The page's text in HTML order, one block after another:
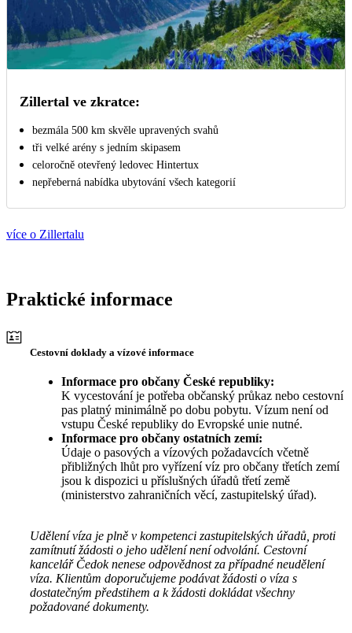
Zillertal ve zkratce:
bezmála 500 km skvěle upravených svahů
tři velké arény s jedním skipasem
celoročně otevřený ledovec Hintertux
nepřeberná nabídka ubytování všech kategorií
více o Zillertalu
Praktické informace
Cestovní doklady a vízové informace
Informace pro občany České republiky:
K vycestování je potřeba občanský průkaz nebo cestovní
pas platný minimálně po dobu pobytu. Vízum není od
vstupu České republiky do Evropské unie nutné.
Informace pro občany ostatních zemí:
Údaje o pasových a vízových požadavcích včetně
přibližných lhůt pro vyřízení víz pro občany třetích zemí
jsou k dispozici u příslušných úřadů třetí země
(ministerstvo zahraničních věcí, zastupitelský úřad).
Udělení víza je plně v kompetenci zastupitelských úřadů, proti
zamítnutí žádosti o jeho udělení není odvolání. Cestovní
kancelář Čedok nenese odpovědnost za případné neudělení
víza. Klientům doporučujeme podávat žádosti o víza s
dostatečným předstihem a k žádosti dokládat všechny
požadované dokumenty.